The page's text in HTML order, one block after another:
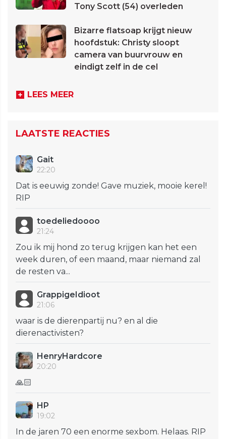
Tony Scott (54) overleden
Bizarre flatsoap krijgt nieuw
hoofdstuk: Christy sloopt
camera van buurvrouw en
eindigt zelf in de cel
LEES MEER
LAATSTE REACTIES
Gait
22:20
Dat is eeuwig zonde! Gave muziek, mooie kerel!
RIP
toedeliedoooo
21:24
Zou ik mij hond zo terug krijgen kan het een
week duren, of een maand, maar niemand zal
de resten va...
GrappigeIdioot
21:06
waar is de dierenpartij nu? en al die
dierenactivisten?
HenryHardcore
20:20
🙏🏻
HP
19:02
In de jaren 70 een enorme sexbom. Helaas. RIP